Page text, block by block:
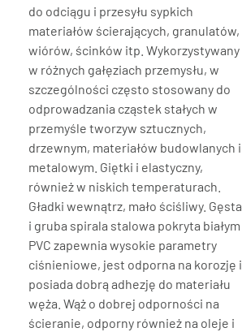
do odciągu i przesyłu sypkich
materiałów ścierających, granulatów,
wiórów, ścinków itp. Wykorzystywany
w różnych gałęziach przemysłu, w
szczególności często stosowany do
odprowadzania cząstek stałych w
przemyśle tworzyw sztucznych,
drzewnym, materiałów budowlanych i
metalowym. Giętki i elastyczny,
również w niskich temperaturach.
Gładki wewnątrz, mało ściśliwy. Gęsta
i gruba spirala stalowa pokryta białym
PVC zapewnia wysokie parametry
ciśnieniowe, jest odporna na korozję i
posiada dobrą adhezję do materiału
węża. Wąż o dobrej odporności na
ścieranie, odporny również na oleje i